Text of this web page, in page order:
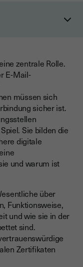
(PKI)
der digitalen
zentrale Rolle.
E-Mail-
müssen sich
sicher ist.
Sie bilden die
digitale
und warum ist
über
Funktionsweise,
und wie sie in der
sind.
Zertifikaten